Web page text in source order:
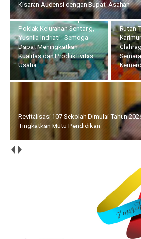
Kisaran Audensi dengan Bupati Asahan
Serahkan Bantuan kepada
Poklak Kelurahan Sentang,
Yusnila Indriati : Semoga
Dapat Meningkatkan
Kualitas dan Produktivitas
Usaha
Rutan
Revitalisasi 107 Sekolah Dimulai Tahun
Tingkatkan Mutu Pendidikan